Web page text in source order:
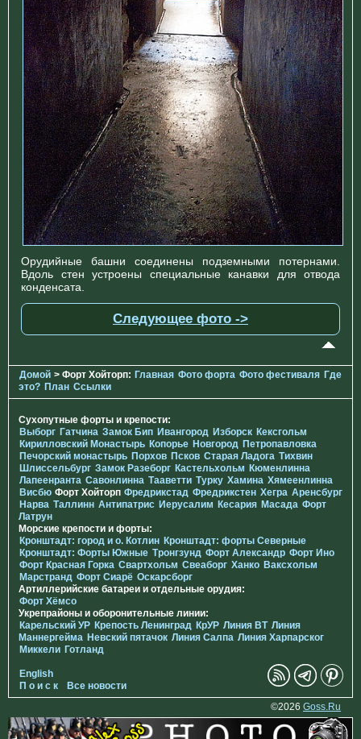
Орудийные башни соединены подземными потернами.
Вдоль стен устроены специальные канавки для отвода
конденсата.
Следующее фото ->
Домой > Форт Хойторп: Главная Фото форта Фото фестиваля Где
это? План Ссылки
Сухопутные форты и крепости:
Выборг Гатчина Замок Бип Ивангород Изборск Кексгольм
Кирилловский Монастырь Копорье Новгород Петропавловка
Печорcкий монастырь Порхов Псков Старая Ладога Тихвин
Шлиссельбург Замок Разеборг Кастельхольм Кюменлинна
Лапеенранта Савонлинна Тааветти Турку Хамина Хямеенлинна
Висбю Форт Хойторп Фредрикстад Фредрикстен Хегра Аренсбург
Нарва Таллинн Антипатрис Иерусалим Кесария Масада Форт
Латрун
Морские крепости и форты:
Кронштадт: город и о. Котлин Кронштадт: форты Северные
Кронштадт: Форты Южные Тронгзунд Форт Александр Форт Ино
Форт Красная Горка Свартхольм Свеаборг Ханко Ваксхольм
Марстранд Форт Сиарё Оскарсборг
Артиллерийские батареи и отдельные орудия:
Форт Хёмсо
Укрепрайоны и оборонительные линии:
Карельский УР Крепость Ленинград КрУР Линия ВТ Линия
Маннергейма Невский пятачок Линия Салпа Линия Харпарског
Миккели Готланд
English
П о и с к
Все новости
©2026 Goss.Ru